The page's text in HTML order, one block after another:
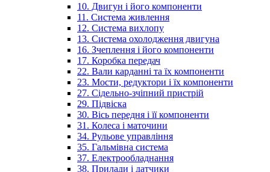
10. Двигун і його компоненти
11. Система живлення
12. Система вихлопу
13. Система охолодження двигуна
16. Зчеплення і його компоненти
17. Коробка передач
22. Вали карданні та їх компоненти
23. Мости, редуктори і їх компоненти
27. Сідельно-зчіпний пристрій
29. Підвіска
30. Вісь передня і її компоненти
31. Колеса і маточини
34. Рульове управління
35. Гальмівна система
37. Електрообладнання
38. Прилади і датчики